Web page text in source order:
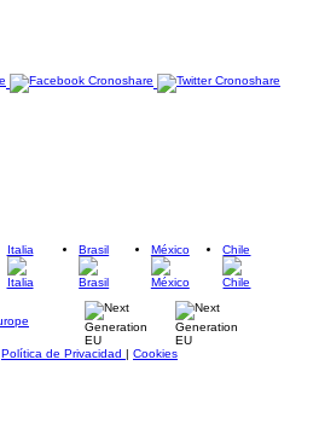
Italia Brasil México Chile
Política de Privacidad | Cookies